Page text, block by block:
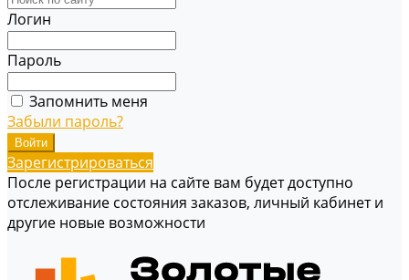
Логин
Пароль
Запомнить меня
Забыли пароль?
Зарегистрироваться
После регистрации на сайте вам будет доступно
отслеживание состояния заказов, личный кабинет и
другие новые возможности